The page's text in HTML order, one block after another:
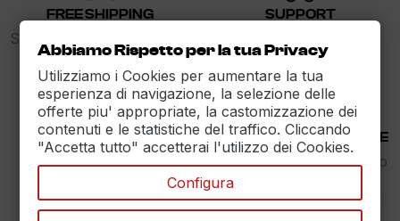
FREE SHIPPING
Spedizione gratuita sopra i
89€
SUPPORT
30 DAYS RETURN
Reso Garantito entro
100% PAYMENT SECURE
Assicuriamo il pagamento
Abbiamo Rispetto per la tua Privacy
Utilizziamo i Cookies per aumentare la tua
esperienza di navigazione, la selezione delle
offerte piu' appropriate, la castomizzazione dei
contenuti e le statistiche del traffico. Cliccando
"Accetta tutto" accetterai l'utilizzo dei Cookies.
Configura